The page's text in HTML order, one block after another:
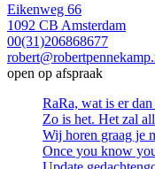
Eikenweg 66
1092 CB Amsterdam
00(31)206868677
open op afspraak
RaRa, wat is er
Zo is het. Het zal
Wij horen graag je
Once you know